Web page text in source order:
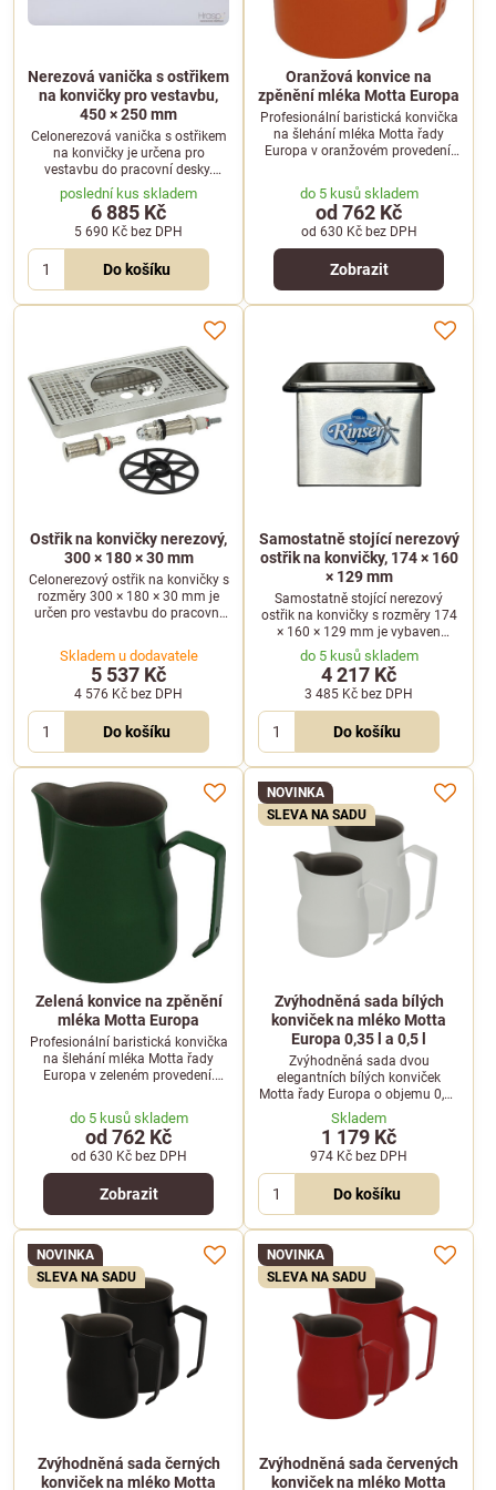
Nerezová vanička s ostřikem
na konvičky pro vestavbu,
450 × 250 mm
Celonerezová vanička s ostřikem
na konvičky je určena pro
vestavbu do pracovní desky.
Nabízí celkové rozměry 450 × 250
× 25 mm a vyjímatelnou mřížku
pro snadnou údržbu.
poslední kus skladem
6 885 Kč
5 690 Kč bez DPH
Do košíku
Oranžová konvice na
zpěnění mléka Motta Europa
Profesionální baristická konvička
na šlehání mléka Motta řady
Europa v oranžovém provedení.
dokonalé mléčné pěny pro
cappuccino nebo latte art.
do 5 kusů skladem
od 762 Kč
od 630 Kč bez DPH
Zobrazit
Ostřik na konvičky nerezový,
300 × 180 × 30 mm
Celonerezový ostřik na konvičky s
rozměry 300 × 180 × 30 mm je
určen pro vestavbu do pracovní
mřížkou pro snadnou údržbu.
Skladem u dodavatele
5 537 Kč
4 576 Kč bez DPH
Do košíku
Samostatně stojící nerezový
ostřik na konvičky, 174 × 160
× 129 mm
Samostatně stojící nerezový
ostřik na konvičky s rozměry 174
× 160 × 129 mm je vybaven
čtyřmi přísavkami pro stabilní
umístění na pracovní desku a
vyjímatelnou nádobou.
do 5 kusů skladem
4 217 Kč
3 485 Kč bez DPH
Do košíku
Zelená konvice na zpěnění
mléka Motta Europa
Profesionální baristická konvička
na šlehání mléka Motta řady
Europa v zeleném provedení.
dokonalé mléčné pěny pro
cappuccino nebo latte art.
do 5 kusů skladem
od 762 Kč
od 630 Kč bez DPH
Zobrazit
NOVINKA
SLEVA NA SADU
Zvýhodněná sada bílých
konviček na mléko Motta
Europa 0,35 l a 0,5 l
Zvýhodněná sada dvou
elegantních bílých konviček
Motta řady Europa o objemu 0,35
l a 0,5 l pro profesionální šlehání
mléka a latte art.
Skladem
1 179 Kč
974 Kč bez DPH
Do košíku
NOVINKA
SLEVA NA SADU
Zvýhodněná sada černých
konviček na mléko Motta
NOVINKA
SLEVA NA SADU
Zvýhodněná sada červených
konviček na mléko Motta